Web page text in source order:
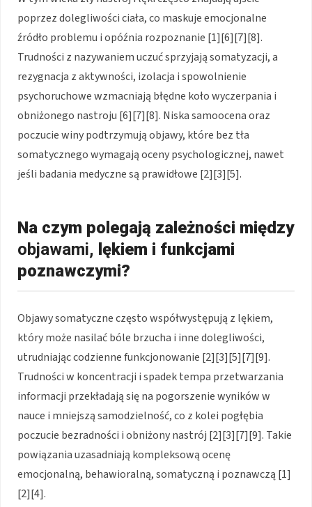
poprzez dolegliwości ciała, co maskuje emocjonalne
źródło problemu i opóźnia rozpoznanie [1][6][7][8].
Trudności z nazywaniem uczuć sprzyjają somatyzacji, a
rezygnacja z aktywności, izolacja i spowolnienie
psychoruchowe wzmacniają błędne koło wyczerpania i
obniżonego nastroju [6][7][8]. Niska samoocena oraz
poczucie winy podtrzymują objawy, które bez tła
somatycznego wymagają oceny psychologicznej, nawet
jeśli badania medyczne są prawidłowe [2][3][5].
Na czym polegają zależności między
objawami, lękiem i funkcjami
poznawczymi?
Objawy somatyczne często współwystępują z lękiem,
który może nasilać bóle brzucha i inne dolegliwości,
utrudniając codzienne funkcjonowanie [2][3][5][7][9].
Trudności w koncentracji i spadek tempa przetwarzania
informacji przekładają się na pogorszenie wyników w
nauce i mniejszą samodzielność, co z kolei pogłębia
poczucie bezradności i obniżony nastrój [2][3][7][9]. Takie
powiązania uzasadniają kompleksową ocenę
emocjonalną, behawioralną, somatyczną i poznawczą [1]
[2][4].